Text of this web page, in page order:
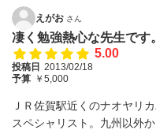
えがお さん
凄く勉強熱心な先生です。
5.00
投稿日 2013/02/18
予算 ￥5,000
ＪＲ佐賀駅近くのナオヤリ
スペシャリスト。九州以外